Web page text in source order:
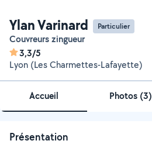
Ylan Varinard Particulier
Couvreurs zingueur
3,3/5
Lyon (Les Charmettes-Lafayette)
Accueil Photos (3)
Présentation